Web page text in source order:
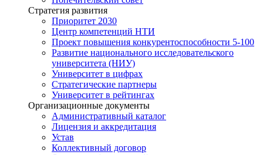
Стратегия развития
Приоритет 2030
Центр компетенций НТИ
Проект повышения конкурентоспособности 5-100
Развитие национального исследовательского
университета (НИУ)
Университет в цифрах
Стратегические партнеры
Университет в рейтингах
Организационные документы
Административный каталог
Лицензия и аккредитация
Устав
Коллективный договор